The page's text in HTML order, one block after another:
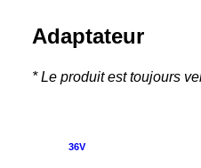
Adaptateur
* Le produit est toujours
36V